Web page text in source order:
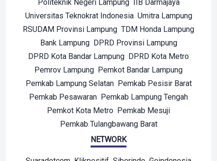
Politeknik Negeri Lampung
IIB Darmajaya
Universitas Teknokrat Indonesia Umitra Lampung
RSUDAM Provinsi Lampung TDM Honda Lampung
Bank Lampung
DPRD Provinsi Lampung
DPRD Kota Bandar Lampung DPRD Kota Metro
Pemrov Lampung Pemkot Bandar Lampung
Pemkab Lampung Selatan
Pemkab Pesisir Barat
Pemkab Pesawaran Pemkab Lampung Tengah
Pemkot Kota Metro Pemkab Mesuji
Pemkab Tulangbawang Barat
NETWORK